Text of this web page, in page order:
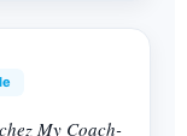
My Coach-